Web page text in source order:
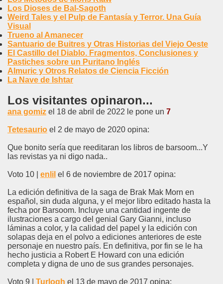
Los Dioses de Bal-Sagoth
Weird Tales y el Pulp de Fantasía y Terror. Una Guía
Visual
Trueno al Amanecer
Santuario de Buitres y Otras Historias del Viejo Oeste
El Castillo del Diablo. Fragmentos, Conclusiones y
Pastiches sobre un Puritano Inglés
Almuric y Otros Relatos de Ciencia Ficción
La Nave de Ishtar
Los visitantes opinaron...
ana gomiz el 18 de abril de 2022 le pone un 7
Tetesaurio el 2 de mayo de 2020 opina:
Que bonito sería que reeditaran los libros de barsoom...Y
las revistas ya ni digo nada..
Voto 10 | enlil el 6 de noviembre de 2017 opina:
La edición definitiva de la saga de Brak Mak Morn en
español, sin duda alguna, y el mejor libro editado hasta la
fecha por Barsoom. Incluye una cantidad ingente de
ilustraciones a cargo del genial Gary Gianni, incluso
láminas a color, y la calidad del papel y la edición con
solapas deja en el polvo a ediciones anteriores de este
personaje en nuestro país. En definitiva, por fin se le ha
hecho justicia a Robert E Howard con una edición
completa y digna de uno de sus grandes personajes.
Voto 9 | Turlogh el 13 de mayo de 2017 opina: